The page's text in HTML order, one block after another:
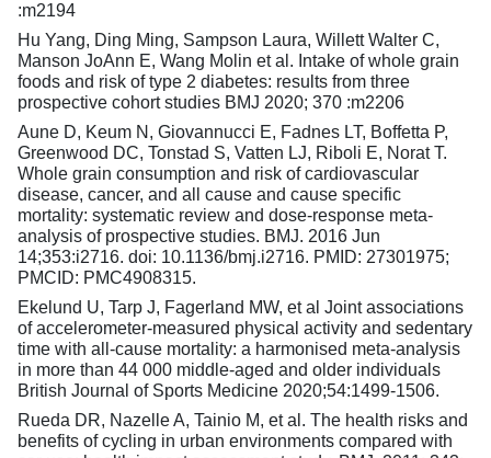
:m2194
Hu Yang, Ding Ming, Sampson Laura, Willett Walter C,
Manson JoAnn E, Wang Molin et al. Intake of whole grain
foods and risk of type 2 diabetes: results from three
prospective cohort studies BMJ 2020; 370 :m2206
Aune D, Keum N, Giovannucci E, Fadnes LT, Boffetta P,
Greenwood DC, Tonstad S, Vatten LJ, Riboli E, Norat T.
Whole grain consumption and risk of cardiovascular
disease, cancer, and all cause and cause specific
mortality: systematic review and dose-response meta-
analysis of prospective studies. BMJ. 2016 Jun
14;353:i2716. doi: 10.1136/bmj.i2716. PMID: 27301975;
PMCID: PMC4908315.
Ekelund U, Tarp J, Fagerland MW, et al Joint associations
of accelerometer-measured physical activity and sedentary
time with all-cause mortality: a harmonised meta-analysis
in more than 44 000 middle-aged and older individuals
British Journal of Sports Medicine 2020;54:1499-1506.
Rueda DR, Nazelle A, Tainio M, et al. The health risks and
benefits of cycling in urban environments compared with